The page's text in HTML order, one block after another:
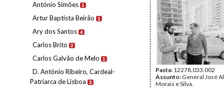
António Simões 1
Artur Baptista Beirão 1
Ary dos Santos 4
Carlos Brito 2
Carlos Galvão de Melo 1
D. António Ribeiro, Cardeal-
Patriarca de Lisboa
3
Pasta: 12278.033.002
Assunto: General José
Morais e Silva.